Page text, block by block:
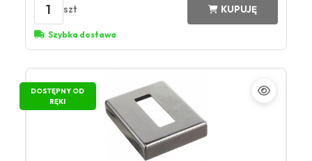
1 szt KUPUJĘ
Szybka dostawa
DOSTĘPNY OD
RĘKI